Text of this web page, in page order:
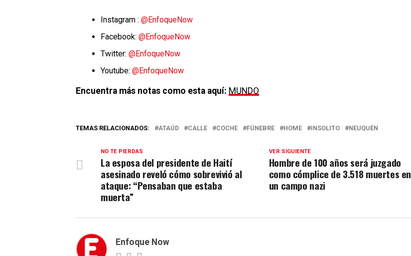
Instagram : @EnfoqueNow
Facebook: @EnfoqueNow
Twitter: @EnfoqueNow
Youtube: @EnfoqueNow
Encuentra más notas como esta aquí: MUNDO
TEMAS RELACIONADOS: ATAÚD CALLE COCHE FÚNEBRE HOME INSOLITO NEUQUÉN
VER SIGUIENTE
Hombre de 100 años será juzgado
como cómplice de 3.518 muertes en
un campo nazi
NO TE PIERDAS
La esposa del presidente de Haití
asesinado reveló cómo sobrevivió al
ataque: “Pensaban que estaba
muerta”
Enfoque Now